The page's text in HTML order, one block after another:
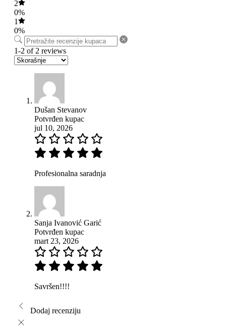
2
0%
1
0%
1-2 of 2 reviews
Dušan Stevanov
Potvrđen kupac
jul 10, 2026
Profesionalna saradnja
Sanja Ivanović Garić
Potvrđen kupac
mart 23, 2026
Savršen!!!!
Dodaj recenziju